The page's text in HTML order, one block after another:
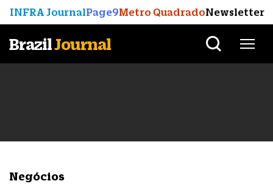
INFRA JournalPage9Metro QuadradoNewsletter
BrazilJournal
Negócios